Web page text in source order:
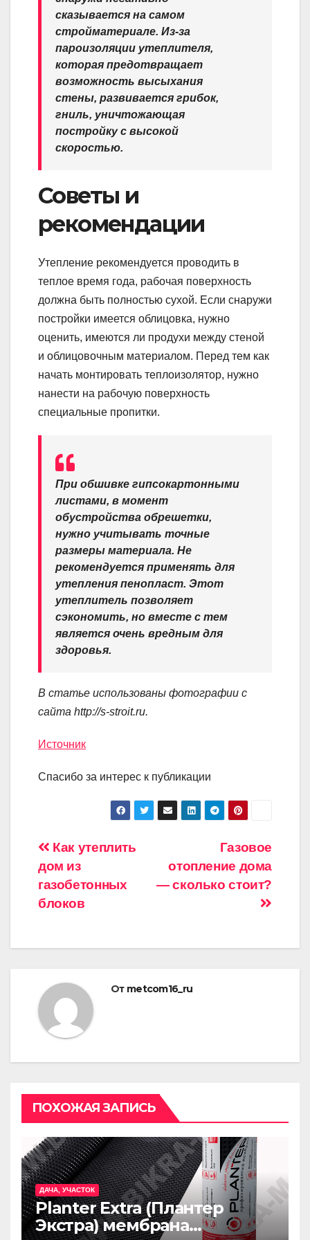
сказывается на самом
стройматериале. Из-за
пароизоляции утеплителя,
которая предотвращает
возможность высыхания
стены, развивается грибок,
гниль, уничтожающая
постройку с высокой
скоростью.
Советы и
рекомендации
Утепление рекомендуется проводить в
теплое время года, рабочая поверхность
должна быть полностью сухой. Если снаружи
постройки имеется облицовка, нужно
оценить, имеются ли продухи между стеной
и облицовочным материалом. Перед тем как
начать монтировать теплоизолятор, нужно
нанести на рабочую поверхность
специальные пропитки.
При обшивке гипсокартонными
листами, в момент
обустройства обрешетки,
нужно учитывать точные
размеры материала. Не
рекомендуется применять для
утепления пенопласт. Этот
утеплитель позволяет
сэкономить, но вместе с тем
является очень вредным для
здоровья.
В статье использованы фотографии с
сайта http://s-stroit.ru.
Источник
Спасибо за интерес к публикации
Навигация
по
записям
Газовое
отопление дома
— сколько стоит?
Как утеплить
дом из
газобетонных
блоков
От metcom16_ru
ПОХОЖАЯ ЗАПИСЬ
ДАЧА, УЧАСТОК
Planter Extra (Плантер
Экстра) мембрана